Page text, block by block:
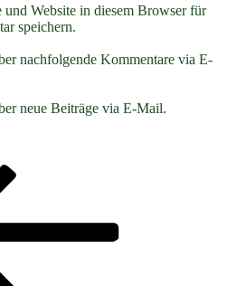
Website in diesem Browser für
speichern.
nachfolgende Kommentare via E-
neue Beiträge via E-Mail.